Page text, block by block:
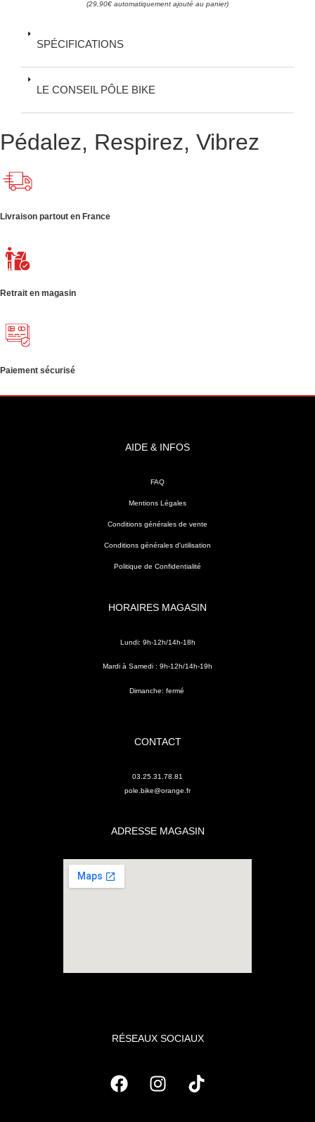
(29,90€ automatiquement ajouté au panier)
SPÉCIFICATIONS
LE CONSEIL PÔLE BIKE
Pédalez, Respirez, Vibrez
Livraison partout en France
Retrait en magasin
Paiement sécurisé
AIDE & INFOS
FAQ
Mentions Légales
Conditions générales de vente
Conditions générales d'utilisation
Politique de Confidentialité
HORAIRES MAGASIN
Lundi: 9h-12h/14h-18h
Mardi à Samedi : 9h-12h/14h-19h
Dimanche: fermé
CONTACT
03.25.31.78.81
pole.bike@orange.fr
ADRESSE MAGASIN
RÉSEAUX SOCIAUX